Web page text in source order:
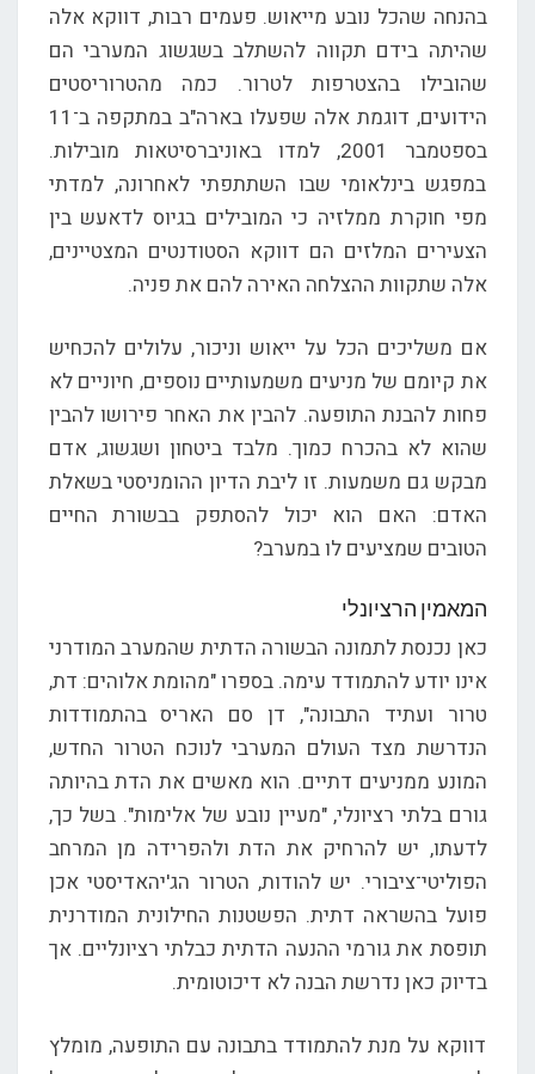
בהנחה שהכל נובע מייאוש. פעמים רבות, דווקא אלה
שהיתה בידם תקווה להשתלב בשגשוג המערבי הם
שהובילו בהצטרפות לטרור. כמה מהטרוריסטים
הידועים, דוגמת אלה שפעלו בארה"ב במתקפה ב־11
בספטמבר 2001, למדו באוניברסיטאות מובילות.
במפגש בינלאומי שבו השתתפתי לאחרונה, למדתי
מפי חוקרת ממלזיה כי המובילים בגיוס לדאעש בין
הצעירים המלזים הם דווקא הסטודנטים המצטיינים,
אלה שתקוות ההצלחה האירה להם את פניה.
אם משליכים הכל על ייאוש וניכור, עלולים להכחיש
את קיומם של מניעים משמעותיים נוספים, חיוניים לא
פחות להבנת התופעה. להבין את האחר פירושו להבין
שהוא לא בהכרח כמוך. מלבד ביטחון ושגשוג, אדם
מבקש גם משמעות. זו ליבת הדיון ההומניסטי בשאלת
האדם: האם הוא יכול להסתפק בבשורת החיים
הטובים שמציעים לו במערב?
המאמין הרציונלי
כאן נכנסת לתמונה הבשורה הדתית שהמערב המודרני
אינו יודע להתמודד עימה. בספרו "מהומת אלוהים: דת,
טרור ועתיד התבונה", דן סם האריס בהתמודדות
הנדרשת מצד העולם המערבי לנוכח הטרור החדש,
המונע ממניעים דתיים. הוא מאשים את הדת בהיותה
גורם בלתי רציונלי, "מעיין נובע של אלימות". בשל כך,
לדעתו, יש להרחיק את הדת ולהפרידה מן המרחב
הפוליטי־ציבורי. יש להודות, הטרור הג'יהאדיסטי אכן
פועל בהשראה דתית. הפשטנות החילונית המודרנית
תופסת את גורמי ההנעה הדתית כבלתי רציונליים. אך
בדיוק כאן נדרשת הבנה לא דיכוטומית.
דווקא על מנת להתמודד בתבונה עם התופעה, מומלץ